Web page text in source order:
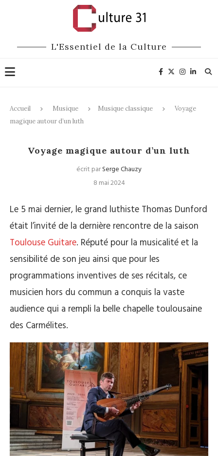
L'Essentiel de la Culture
Accueil Musique Musique classique
Voyage
magique autour d’un luth
Voyage magique autour d’un luth
écrit parSerge Chauzy
8 mai 2024
Le 5 mai dernier, le grand luthiste Thomas Dunford
était l’invité de la dernière rencontre de la saison
Toulouse Guitare. Réputé pour la musicalité et la
sensibilité de son jeu ainsi que pour les
programmations inventives de ses récitals, ce
musicien hors du commun a conquis la vaste
audience qui a rempli la belle chapelle toulousaine
des Carmélites.